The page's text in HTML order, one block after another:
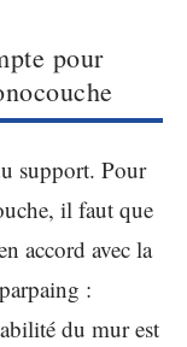
pour
support. Pour
il faut que
accord avec la
:
du mur est